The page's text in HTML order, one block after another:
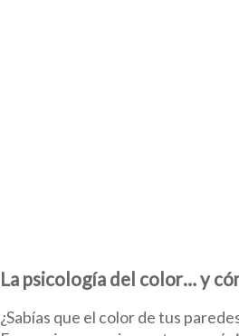
La psicología del color… y
¿Sabías que el color de tus